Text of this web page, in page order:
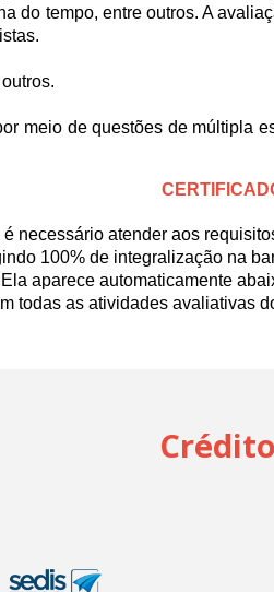
do tempo, entre outros. A
meio de questões de múltipla
necessário atender aos
100% de integralização na
aparece automaticamente
todas as atividades avaliativas